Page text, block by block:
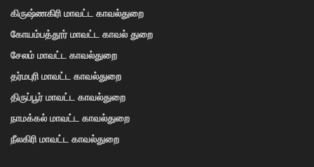
கிருஷ்ணகிரி மாவட்ட காவல்துறை
கோயம்பத்தூர் மாவட்ட காவல் துறை
சேலம் மாவட்ட காவல்துறை
தர்மபுரி மாவட்ட காவல்துறை
திருப்பூர் மாவட்ட காவல்துறை
நாமக்கல் மாவட்ட காவல்துறை
நீலகிரி மாவட்ட காவல்துறை